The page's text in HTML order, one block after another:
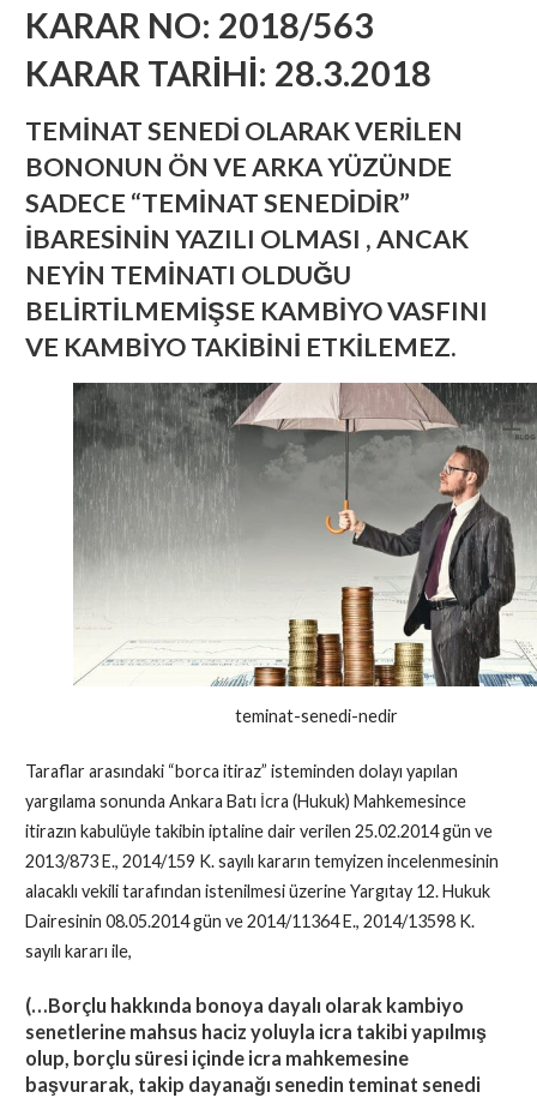
KARAR NO: 2018/563
KARAR TARİHİ: 28.3.2018
TEMİNAT SENEDİ OLARAK VERİLEN
BONONUN ÖN VE ARKA YÜZÜNDE
SADECE “TEMİNAT SENEDİDİR”
İBARESİNİN YAZILI OLMASI , ANCAK
NEYİN TEMİNATI OLDUĞU
BELİRTİLMEMİŞSE KAMBİYO VASFINI
VE KAMBİYO TAKİBİNİ ETKİLEMEZ.
teminat-senedi-nedir
Taraflar arasındaki “borca itiraz” isteminden dolayı yapılan
yargılama sonunda Ankara Batı İcra (Hukuk) Mahkemesince
itirazın kabulüyle takibin iptaline dair verilen 25.02.2014 gün ve
2013/873 E., 2014/159 K. sayılı kararın temyizen incelenmesinin
alacaklı vekili tarafından istenilmesi üzerine Yargıtay 12. Hukuk
Dairesinin 08.05.2014 gün ve 2014/11364 E., 2014/13598 K.
sayılı kararı ile,
(…Borçlu hakkında bonoya dayalı olarak kambiyo
senetlerine mahsus haciz yoluyla icra takibi yapılmış
olup, borçlu süresi içinde icra mahkemesine
başvurarak, takip dayanağı senedin teminat senedi